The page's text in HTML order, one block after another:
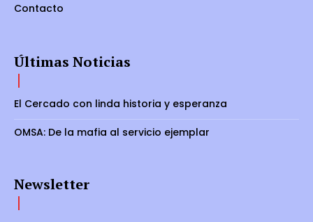
Contacto
Últimas Noticias
El Cercado con linda historia y esperanza
OMSA: De la mafia al servicio ejemplar
Newsletter